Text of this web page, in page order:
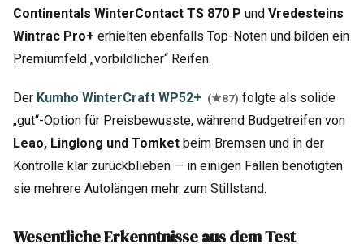
Continentals WinterContact TS 870 P und Vredesteins
Wintrac Pro+ erhielten ebenfalls Top-Noten und bilden ein
Premiumfeld „vorbildlicher“ Reifen.
Der Kumho WinterCraft WP52+ (★87) folgte als solide
„gut“-Option für Preisbewusste, während Budgetreifen von
Leao, Linglong und Tomket beim Bremsen und in der
Kontrolle klar zurückblieben — in einigen Fällen benötigten
sie mehrere Autolängen mehr zum Stillstand.
Wesentliche Erkenntnisse aus dem Test